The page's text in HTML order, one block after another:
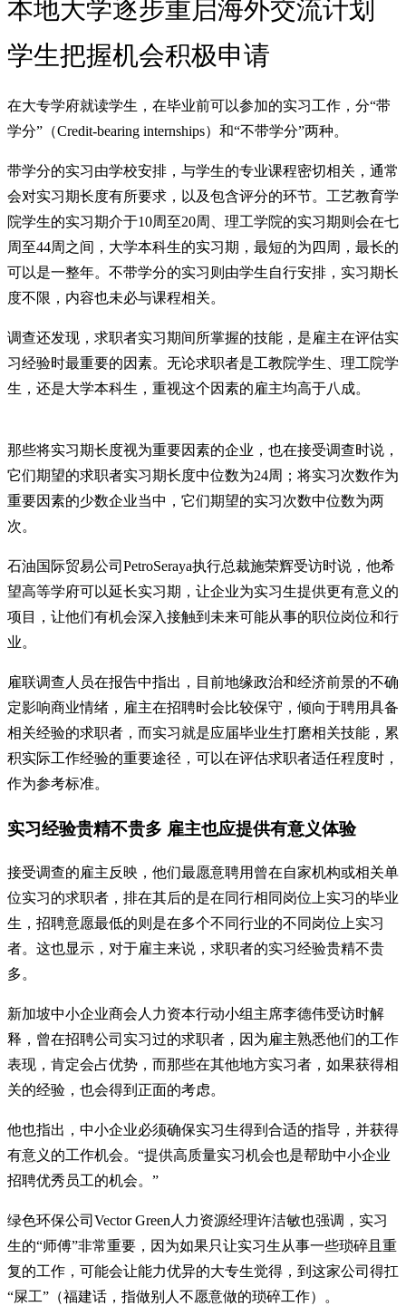
本地大学逐步重启海外交流计划
学生把握机会积极申请
在大专学府就读学生，在毕业前可以参加的实习工作，分“带
学分”（Credit-bearing internships）和“不带学分”两种。
带学分的实习由学校安排，与学生的专业课程密切相关，通常
会对实习期长度有所要求，以及包含评分的环节。工艺教育学
院学生的实习期介于10周至20周、理工学院的实习期则会在七
周至44周之间，大学本科生的实习期，最短的为四周，最长的
可以是一整年。不带学分的实习则由学生自行安排，实习期长
度不限，内容也未必与课程相关。
调查还发现，求职者实习期间所掌握的技能，是雇主在评估实
习经验时最重要的因素。无论求职者是工教院学生、理工院学
生，还是大学本科生，重视这个因素的雇主均高于八成。
那些将实习期长度视为重要因素的企业，也在接受调查时说，
它们期望的求职者实习期长度中位数为24周；将实习次数作为
重要因素的少数企业当中，它们期望的实习次数中位数为两
次。
石油国际贸易公司PetroSeraya执行总裁施荣辉受访时说，他希
望高等学府可以延长实习期，让企业为实习生提供更有意义的
项目，让他们有机会深入接触到未来可能从事的职位岗位和行
业。
雇联调查人员在报告中指出，目前地缘政治和经济前景的不确
定影响商业情绪，雇主在招聘时会比较保守，倾向于聘用具备
相关经验的求职者，而实习就是应届毕业生打磨相关技能，累
积实际工作经验的重要途径，可以在评估求职者适任程度时，
作为参考标准。
实习经验贵精不贵多 雇主也应提供有意义体验
接受调查的雇主反映，他们最愿意聘用曾在自家机构或相关单
位实习的求职者，排在其后的是在同行相同岗位上实习的毕业
生，招聘意愿最低的则是在多个不同行业的不同岗位上实习
者。这也显示，对于雇主来说，求职者的实习经验贵精不贵
多。
新加坡中小企业商会人力资本行动小组主席李德伟受访时解
释，曾在招聘公司实习过的求职者，因为雇主熟悉他们的工作
表现，肯定会占优势，而那些在其他地方实习者，如果获得相
关的经验，也会得到正面的考虑。
他也指出，中小企业必须确保实习生得到合适的指导，并获得
有意义的工作机会。“提供高质量实习机会也是帮助中小企业
招聘优秀员工的机会。”
绿色环保公司Vector Green人力资源经理许洁敏也强调，实习
生的“师傅”非常重要，因为如果只让实习生从事一些琐碎且重
复的工作，可能会让能力优异的大专生觉得，到这家公司得扛
“屎工”（福建话，指做别人不愿意做的琐碎工作）。